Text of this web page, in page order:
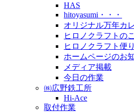
HAS
hitoyasumi・・・
オリジナル万年カ
ヒロノクラフトの
ヒロノクラフト便り
ホームページのお
メディア掲載
今日の作業
㈱広野鉄工所
Hi-Ace
取付作業